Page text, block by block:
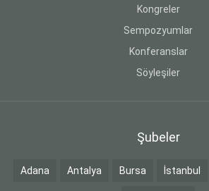
Kongreler
Sempozyumlar
Konferanslar
Söyleşiler
Şubeler
Adana Antalya Bursa İstanbul